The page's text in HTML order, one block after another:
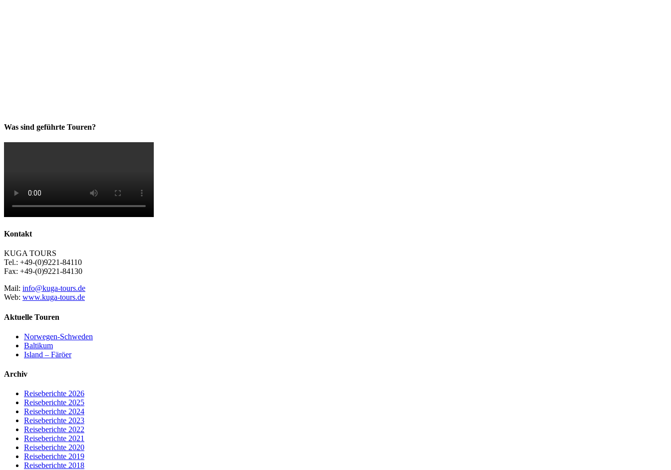
Was sind geführte Touren?
Kontakt
KUGA TOURS
Tel.: +49-(0)9221-84110
Fax: +49-(0)9221-84130
Mail: info@kuga-tours.de
Web: www.kuga-tours.de
Aktuelle Touren
Norwegen-Schweden
Baltikum
Island – Färöer
Archiv
Reiseberichte 2026
Reiseberichte 2025
Reiseberichte 2024
Reiseberichte 2023
Reiseberichte 2022
Reiseberichte 2021
Reiseberichte 2020
Reiseberichte 2019
Reiseberichte 2018